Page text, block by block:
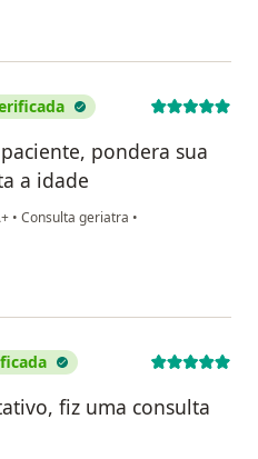
pondera sua
a idade
• Consulta geriatra •
fiz uma consulta